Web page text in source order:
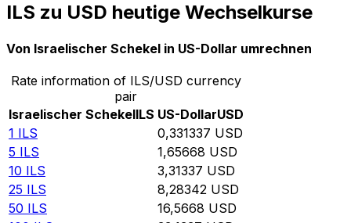
ILS zu USD heutige Wechselkurse
Von Israelischer Schekel in US-Dollar umrechnen
Rate information of ILS/USD currency
pair
Israelischer SchekelILS US-DollarUSD
1 ILS 0,331337 USD
5 ILS 1,65668 USD
10 ILS 3,31337 USD
25 ILS 8,28342 USD
50 ILS 16,5668 USD